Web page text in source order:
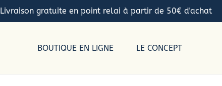
Livraison gratuite en point relai à partir de 50€ d'achat
BOUTIQUE EN LIGNE LE CONCEPT